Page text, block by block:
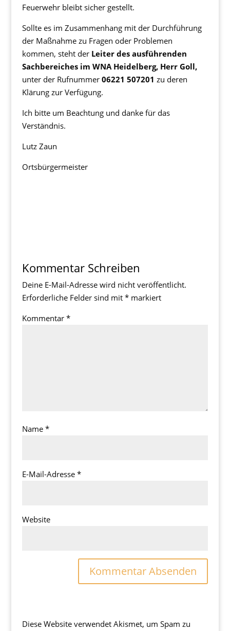
Feuerwehr bleibt sicher gestellt.
Sollte es im Zusammenhang mit der Durchführung
der Maßnahme zu Fragen oder Problemen
kommen, steht der Leiter des ausführenden
Sachbereiches im WNA Heidelberg, Herr Goll,
unter der Rufnummer06221 507201 zu deren
Klärung zur Verfügung.
Ich bitte um Beachtung und danke für das
Verständnis.
Lutz Zaun
Ortsbürgermeister
Kommentar Schreiben
Deine E-Mail-Adresse wird nicht veröffentlicht.
Erforderliche Felder sind mit *markiert
Kommentar *
Name *
E-Mail-Adresse *
Website
Diese Website verwendet Akismet, um Spam zu